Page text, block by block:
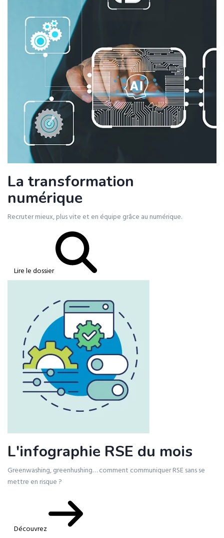
La transformation
numérique
Recruter mieux, plus vite et en équipe grâce au numérique.
Lire le dossier
L'infographie RSE du mois
Greenwashing, greenhushing… comment communiquer RSE sans se
mettre en risque ?
Découvrez